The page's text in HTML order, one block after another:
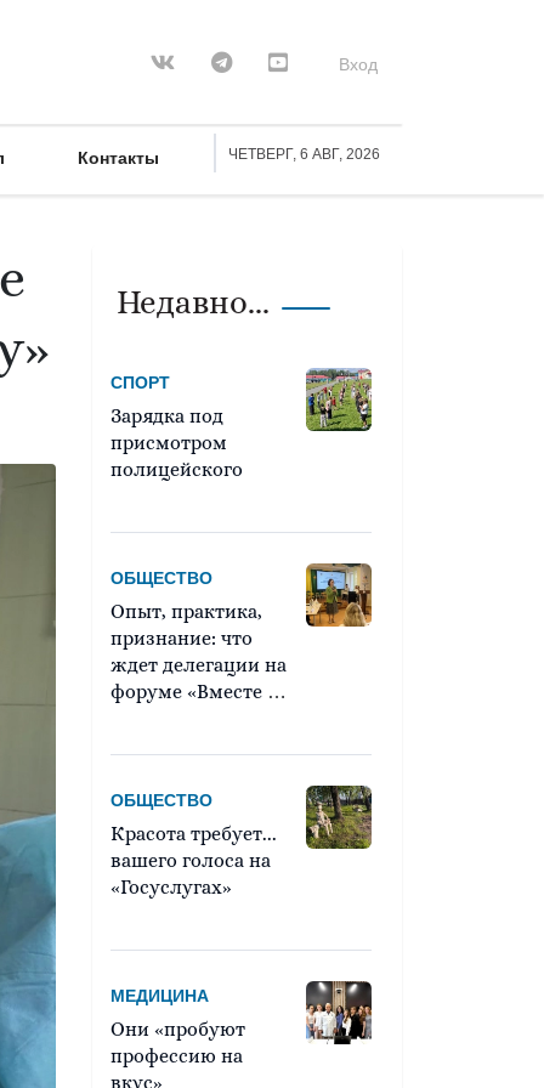
Вход
Контакты ЧЕТВЕРГ, 6 АВГ, 2026
Недавно...
СПОРТ
Зарядка под
присмотром
полицейского
ОБЩЕСТВО
Опыт, практика,
признание: что
ждет делегации на
форуме «Вместе –
ОБЩЕСТВО
Красота требует...
вашего голоса на
«Госуслугах»
МЕДИЦИНА
Они «пробуют
профессию на
вкус»